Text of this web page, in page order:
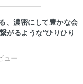
ュー
、濃密にして豊かな会
がるような“ひりひり